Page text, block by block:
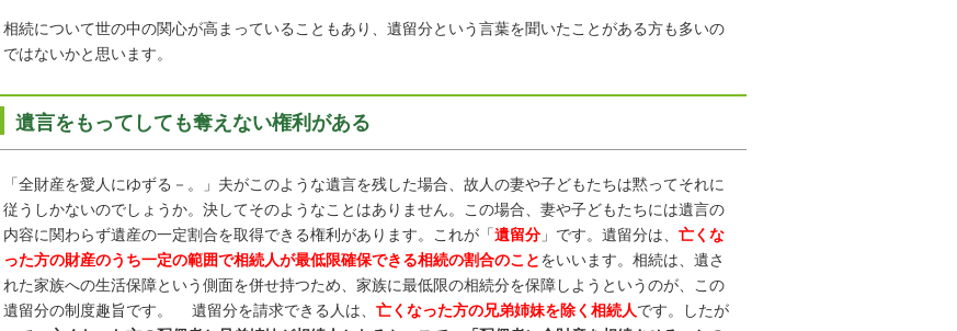
相続について世の中の関心が高まっていることもあり、遺留分という言葉を聞いたことがある方も多いの
ではないかと思います。
遺言をもってしても奪えない権利がある
「全財産を愛人にゆずる－。」夫がこのような遺言を残した場合、故人の妻や子どもたちは黙ってそれに
従うしかないのでしょうか。決してそのようなことはありません。この場合、妻や子どもたちには遺言の
内容に関わらず遺産の一定割合を取得できる権利があります。これが「遺留分 」です。遺留分は、 亡くな
った方の財産のうち一定の範囲で相続人が最低限確保できる相続の割合のことをいいます。相続は、遺さ
れた家族への生活保障という側面を併せ持つため、家族に最低限の相続分を保障しようというのが、この
遺留分の制度趣旨です。
遺留分を請求できる人は、 亡くなった方の兄弟姉妹を除く相続人です。したが